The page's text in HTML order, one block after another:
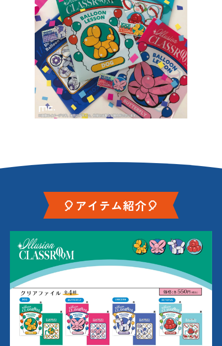
🎈アイテム紹介🎈